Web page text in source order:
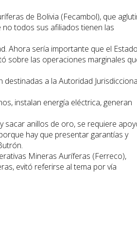
de Bolivia (Fecambol), que
todos sus afiliados tienen las
Ahora sería importante que el Estado
sobre las operaciones marginales
a la Autoridad
instalan energía eléctrica, generan
sacar anillos de oro, se requiere
hay que presentar garantías y
Mineras Auríferas (Ferreco),
evitó referirse al tema por vía